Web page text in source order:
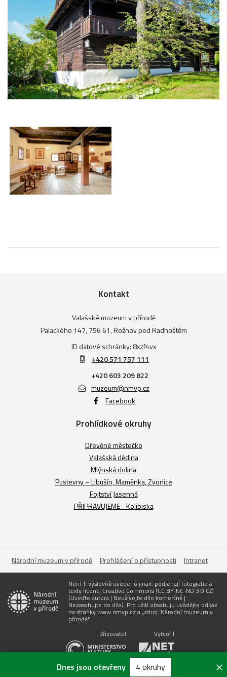
Dnes jsou otevřeny 4 okruhy
Kontakt
Valašské muzeum v přírodě
Palackého 147, 756 61, Rožnov pod Radhoštěm
ID datové schránky: 8xzf4vx
+420 571 757 111
+420 603 209 822
muzeum@nmvp.cz
Facebook
Prohlídkové okruhy
Dřevěné městečko
Valašská dědina
Mlýnská dolina
Pustevny – Libušín, Maměnka, Zvonice
Fojtství Jasenná
PŘIPRAVUJEME - Kolibiska
Národní muzeum v přírodě Prohlášení o přístupnosti Intranet
Není-li výslovně uvedeno jinak, podléhají fotografie a
texty licenci Creative Commons (CC BY-NC-ND 3.0 CZ)
(Uveďte autora | Neužívejte dílo komerčně |
Nezasahujte do díla). Pro užití obsahuju uvádějte odkaz
na stránky www.nmvp.cz a „zdroj: Národní muzeum v
přírodě“
Zřizovatel
Vytvořil